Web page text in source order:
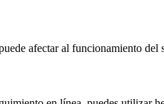
afectar al funcionamiento